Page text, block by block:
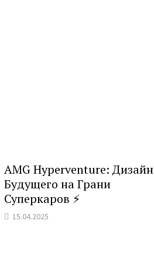
AMG Hyperventure: Дизайн
Будущего на Грани
Суперкаров ⚡️
15.04.2025